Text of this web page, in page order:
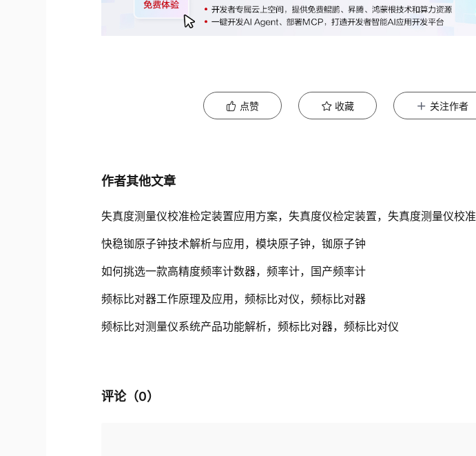
点赞 收藏 关注作者
作者其他文章
失真度测量仪校准检定装置应用方案，失真度仪检定装置，失真度测量仪校准
快稳铷原子钟技术解析与应用，模块原子钟，铷原子钟
如何挑选一款高精度频率计数器，频率计，国产频率计
频标比对器工作原理及应用，频标比对仪，频标比对器
频标比对测量仪系统产品功能解析，频标比对器，频标比对仪
评论（0）